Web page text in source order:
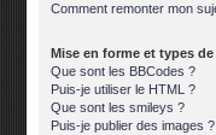
Comment remonter mon
Mise en forme et types
Que sont les BBCodes ?
Puis-je utiliser le HTML ?
Que sont les smileys ?
Puis-je publier des images ?